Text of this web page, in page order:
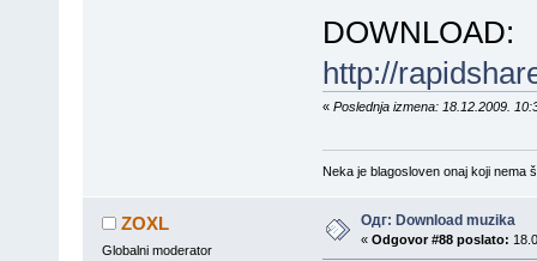
DOWNLOAD:
http://
« Poslednja izmena: 18.12.2009.
Neka je blagosloven onaj koji nema
ZOXL
Globalni moderator
Одг: Download muzika
« Odgovor #88 poslato: